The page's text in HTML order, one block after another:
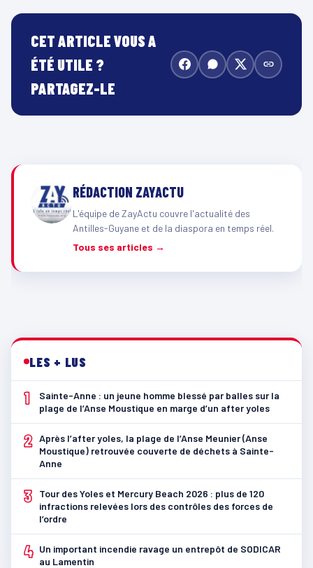
CET ARTICLE VOUS A
ÉTÉ UTILE ?
PARTAGEZ-LE
RÉDACTION ZAYACTU
L'équipe de ZayActu couvre l'actualité des
Antilles-Guyane et de la diaspora en temps réel.
Tous ses articles →
LES + LUS
1
Sainte-Anne : un jeune homme blessé par balles sur la
plage de l’Anse Moustique en marge d’un after yoles
2 Après l’after yoles, la plage de l’Anse Meunier (Anse
Moustique) retrouvée couverte de déchets à Sainte-
Anne
3
Tour des Yoles et Mercury Beach 2026 : plus de 120
infractions relevées lors des contrôles des forces de
l’ordre
4 Un important incendie ravage un entrepôt de SODICAR
au Lamentin